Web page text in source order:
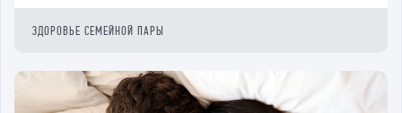
ЗДОРОВЬЕ СЕМЕЙНОЙ ПАРЫ